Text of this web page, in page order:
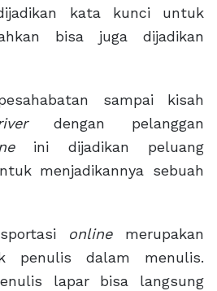
kata kunci untuk
bisa juga dijadikan
sampai kisah
dengan pelanggan
ini dijadikan peluang
menjadikannya sebuah
onlinemerupakan
penulis dalam menulis.
lapar bisa langsung